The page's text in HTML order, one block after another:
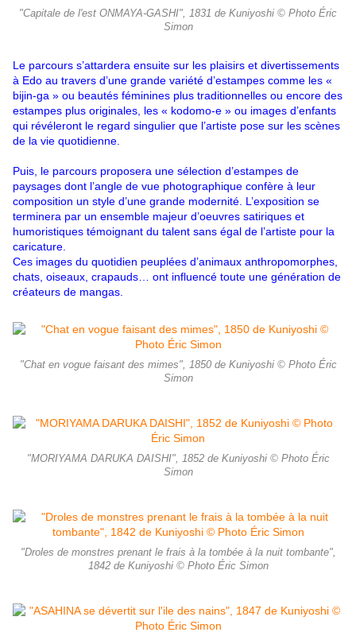
"Capitale de l'est ONMAYA-GASHI", 1831 de Kuniyoshi © Photo Éric
Simon
Le parcours s’attardera ensuite sur les plaisirs et divertissements
à Edo au travers d’une grande variété d’estampes comme les «
bijin-ga » ou beautés féminines plus traditionnelles ou encore des
estampes plus originales, les « kodomo-e » ou images d’enfants
qui révéleront le regard singulier que l’artiste pose sur les scènes
de la vie quotidienne.
Puis, le par­cours proposera une sélection d’estampes de
paysages dont l’angle de vue photographique confère à leur
composition un style d’une grande moder­nité. L’exposition se
terminera par un ensemble majeur d’oeuvres satiriques et
humoristiques témoignant du talent sans égal de l’artiste pour la
carica­ture.
Ces images du quotidien peuplées d’animaux anthropomorphes,
chats, oiseaux, crapauds… ont influencé toute une génération de
créateurs de man­gas.
"Chat en vogue faisant des mimes", 1850 de Kuniyoshi © Photo Éric
Simon
"MORIYAMA DARUKA DAISHI", 1852 de Kuniyoshi © Photo Éric
Simon
"Droles de monstres prenant le frais à la tombée à la nuit tombante",
1842 de Kuniyoshi © Photo Éric Simon